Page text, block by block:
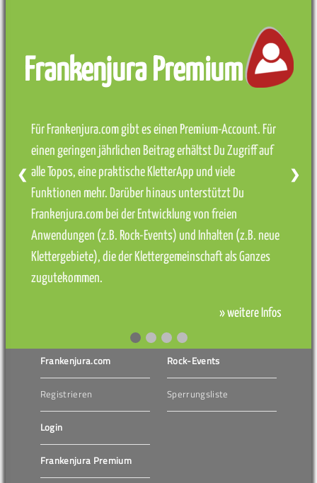
Frankenjura Premium
Für Frankenjura.com gibt es einen Premium-Account. Für
einen geringen jährlichen Beitrag erhältst Du Zugriff auf
alle Topos, eine praktische KletterApp und viele
Funktionen mehr. Darüber hinaus unterstützt Du
Frankenjura.com bei der Entwicklung von freien
Anwendungen (z.B. Rock-Events) und Inhalten (z.B. neue
Klettergebiete), die der Klettergemeinschaft als Ganzes
zugutekommen.
» weitere Infos
❮ ❯
Frankenjura.com
Registrieren
Login
Frankenjura Premium
Rock-Events
Sperrungsliste